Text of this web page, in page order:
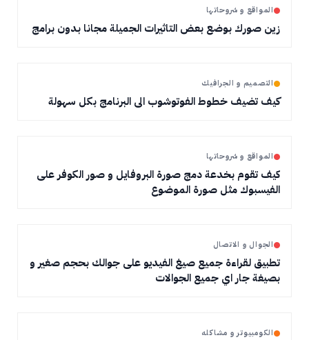
المواقع و شروحاتها
زين صورك بوضع بعض التاثيرات الجميلة مجانا بدون برامج
التصميم و الجرافيك
كيف تضيف خطوط الفوتوشوب الى البرنامج بكل سهولة
المواقع و شروحاتها
كيف تقوم بخدعة دمج صورة البروفايل و صور الكوفر على
الفيسبوك مثل صورة الموضوع
الجوال و الاتصال
تطبيق لقراءة جميع صيغ الفيديو على جوالك بحجم صغير و
بصيغة جار اي جميع الجوالات
الكومبيوتر و مشاكله